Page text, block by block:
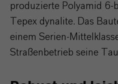
produzierte Polyamid 6-
Tepex dynalite. Das
einem Serien-
Straßenbetrieb seine